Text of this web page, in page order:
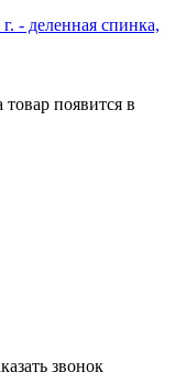
- деленная спинка,
появится в
звонок